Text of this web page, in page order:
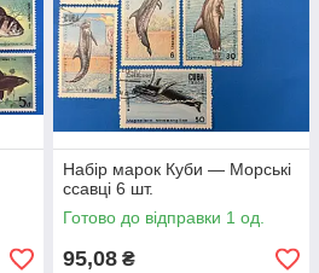
Набір марок Куби — Морські
ссавці 6 шт.
Готово до відправки 1 од.
95,08 ₴